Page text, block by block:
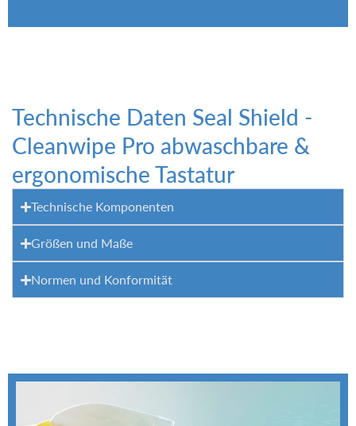
Technische Daten​ Seal Shield -
Cleanwipe Pro abwaschbare &
ergonomische Tastatur
Technische Komponenten
Größen und Maße
Normen und Konformität